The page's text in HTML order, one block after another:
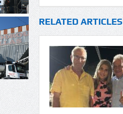
RELATED ARTICLES